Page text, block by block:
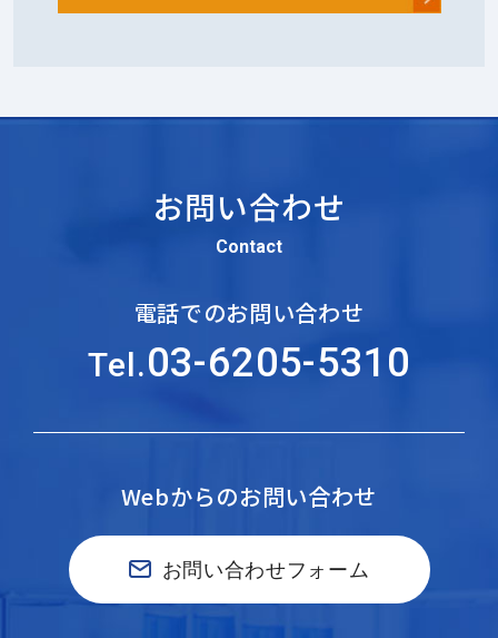
お問い合わせ
Contact
電話でのお問い合わせ
Tel.03-6205-5310
Webからのお問い合わせ
お問い合わせフォーム